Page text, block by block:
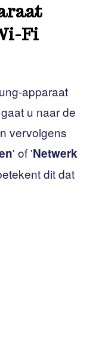
Fi
apparaat
u naar de
vervolgens
' of 'Netwerk
dit dat